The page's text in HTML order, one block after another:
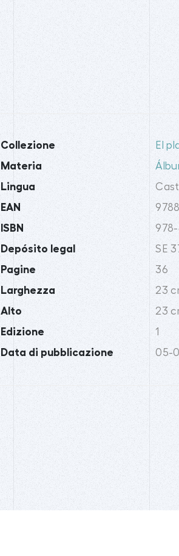
Collezione El
Materia
Lingua
EAN
ISBN
Depósito legal SE
Pagine 36
Larghezza 23
Alto 23
Edizione 1
Data di pubblicazione 05-